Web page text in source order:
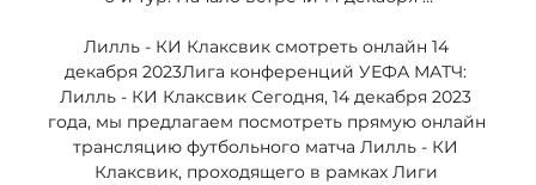
Лилль - КИ Клаксвик смотреть онлайн 14
декабря 2023Лига конференций УЕФА МАТЧ:
Лилль - КИ Клаксвик Сегодня, 14 декабря 2023
года, мы предлагаем посмотреть прямую онлайн
трансляцию футбольного матча Лилль - КИ
Клаксвик, проходящего в рамках Лиги